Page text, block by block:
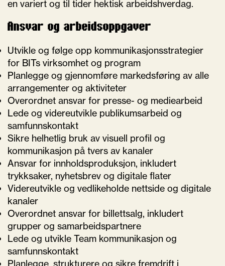
en variert og til tider hektisk arbeidshverdag.
Ansvar og arbeidsoppgaver
Utvikle og følge opp kommunikasjonsstrategier
for BITs virksomhet og program
Planlegge og gjennomføre markedsføring av alle
arrangementer og aktiviteter
Overordnet ansvar for presse- og mediearbeid
Lede og videreutvikle publikumsarbeid og
samfunnskontakt
Sikre helhetlig bruk av visuell profil og
kommunikasjon på tvers av kanaler
Ansvar for innholdsproduksjon, inkludert
trykksaker, nyhetsbrev og digitale flater
Videreutvikle og vedlikeholde nettside og digitale
kanaler
Overordnet ansvar for billettsalg, inkludert
grupper og samarbeidspartnere
Lede og utvikle Team kommunikasjon og
samfunnskontakt
Planlegge, strukturere og sikre fremdrift i